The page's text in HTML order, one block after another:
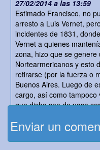
27/02/2014 a las 13:59
Estimado Francisco, no
arresto a Luis Vernet,
incidentes de 1831,
Vernet a quienes
zona, hizo que se
Nortearmericanos y esto
retirarse (por la fuerza o
Buenos Aires. Luego de
cargo, así como tampoco
que dicho sea de paso
Enviar un